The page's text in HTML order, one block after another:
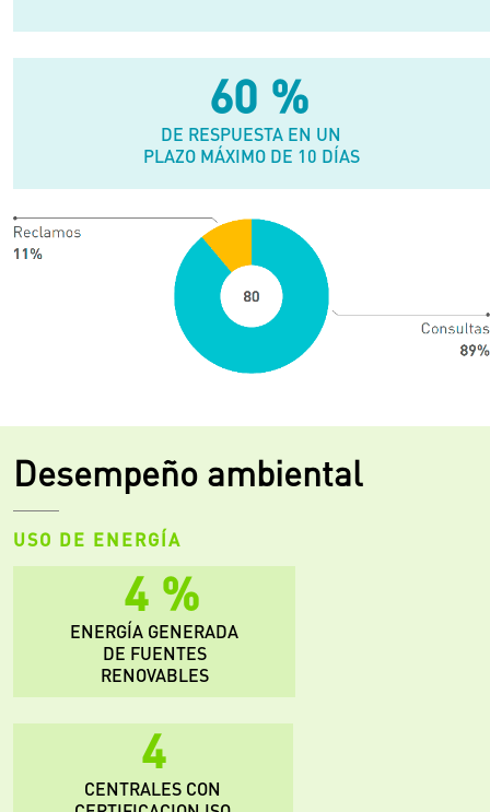
100 %
DE RESPUESTA EN UN
PLAZO MÁXIMO DE 10 DÍAS
Desempeño ambiental
USO DE ENERGÍA
8 %
ENERGÍA GENERADA
DE FUENTES
RENOVABLES
7
CENTRALES CON